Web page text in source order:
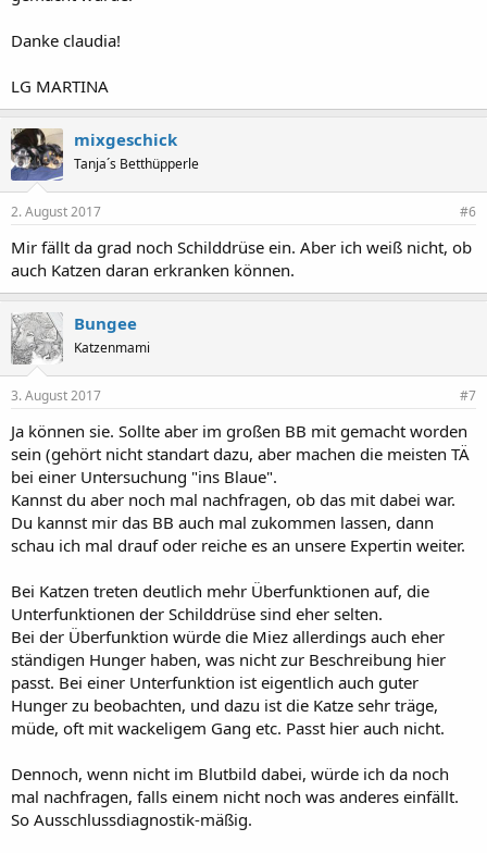
Danke claudia!
LG MARTINA
mixgeschick
Tanja´s Betthüpperle
2. August 2017 #6
Mir fällt da grad noch Schilddrüse ein. Aber ich weiß nicht, ob
auch Katzen daran erkranken können.
Bungee
Katzenmami
3. August 2017 #7
Ja können sie. Sollte aber im großen BB mit gemacht worden
sein (gehört nicht standart dazu, aber machen die meisten TÄ
bei einer Untersuchung "ins Blaue".
Kannst du aber noch mal nachfragen, ob das mit dabei war.
Du kannst mir das BB auch mal zukommen lassen, dann
schau ich mal drauf oder reiche es an unsere Expertin weiter.
Bei Katzen treten deutlich mehr Überfunktionen auf, die
Unterfunktionen der Schilddrüse sind eher selten.
Bei der Überfunktion würde die Miez allerdings auch eher
ständigen Hunger haben, was nicht zur Beschreibung hier
passt. Bei einer Unterfunktion ist eigentlich auch guter
Hunger zu beobachten, und dazu ist die Katze sehr träge,
müde, oft mit wackeligem Gang etc. Passt hier auch nicht.
Dennoch, wenn nicht im Blutbild dabei, würde ich da noch
mal nachfragen, falls einem nicht noch was anderes einfällt.
So Ausschlussdiagnostik-mäßig.